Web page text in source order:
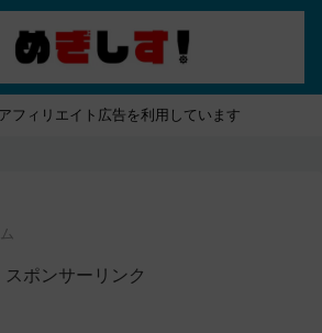
フィリエイト広告を利用しています
スポンサーリンク